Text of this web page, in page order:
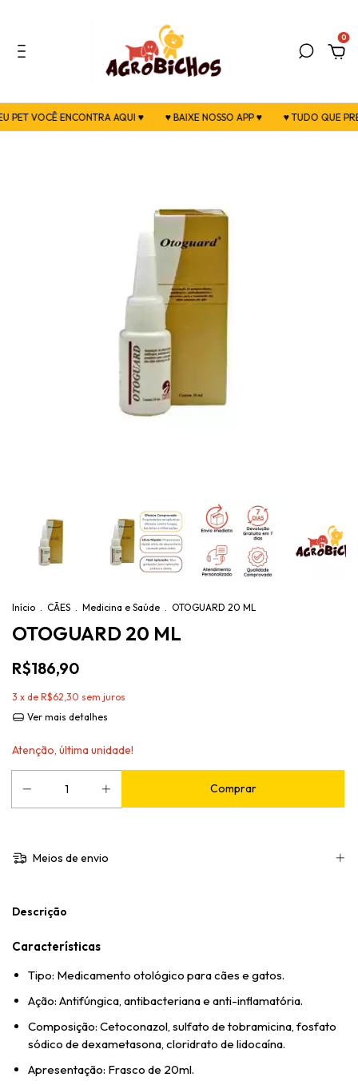
0
VOCÊ ENCONTRA AQUI ♥ ♥ BAIXE NOSSO APP ♥ ♥ TUDO QUE
Início . CÃES . Medicina e Saúde . OTOGUARD 20 ML
OTOGUARD 20 ML
R$186,90
3 x de R$62,30 sem juros
Ver mais detalhes
Atenção, última unidade!
Meios de envio
Descrição
Características
Tipo: Medicamento otológico para cães e gatos.
Ação: Antifúngica, antibacteriana e anti-inflamatória.
Composição: Cetoconazol, sulfato de tobramicina, fosfato
sódico de dexametasona, cloridrato de lidocaína.
Apresentação: Frasco de 20ml.